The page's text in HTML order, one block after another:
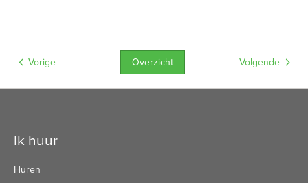
Volgende
Overzicht
Vorige
Contactinformatie
Ik huur
Huren